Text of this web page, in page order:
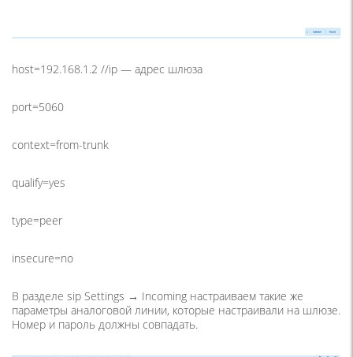
host=192.168.1.2 //ip — адрес шлюза
port=5060
context=from-trunk
qualify=yes
type=peer
insecure=no
В разделе sip Settings → Incoming настраиваем такие же
параметры аналоговой линии, которые настраивали на шлюзе.
Номер и пароль должны совпадать.